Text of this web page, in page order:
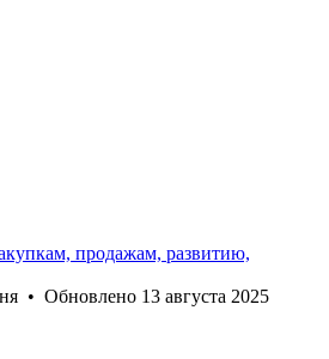
продажам, развитию,
• Обновлено 13 августа 2025